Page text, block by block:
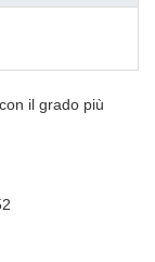
il grado più